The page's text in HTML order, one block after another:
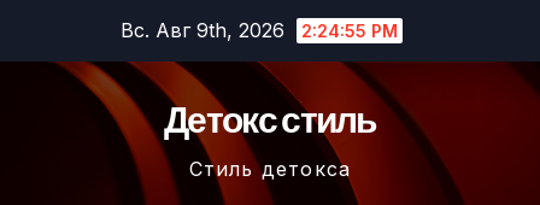
содержимому
Вс. Авг 9th, 2026 2:24:56 PM
Детокс стиль
Стиль детокса